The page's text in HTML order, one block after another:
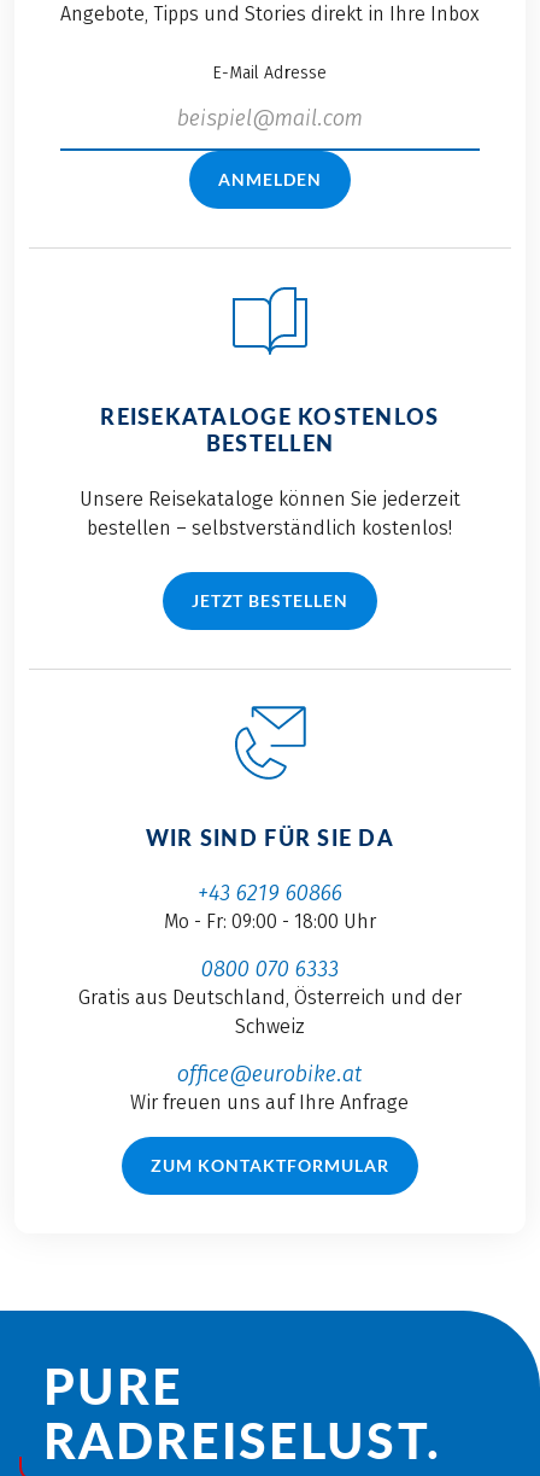
Angebote, Tipps und Stories direkt in Ihre Inbox
E-Mail Adresse
ANMELDEN
REISEKATALOGE KOSTENLOS
BESTELLEN
Unsere Reisekataloge können Sie jederzeit
bestellen – selbstverständlich kostenlos!
JETZT BESTELLEN
WIR SIND FÜR SIE DA
+43 6219 60866
Mo - Fr: 09:00 - 18:00 Uhr
0800 070 6333
Gratis aus Deutschland, Österreich und der
Schweiz
office@eurobike.at
Wir freuen uns auf Ihre Anfrage
ZUM KONTAKTFORMULAR
PURE
RADREISE­LUST.